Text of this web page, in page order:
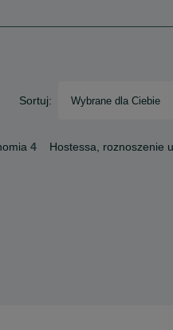
Sortuj: Wybrane dla Ciebie
4 Hostessa, roznoszenie